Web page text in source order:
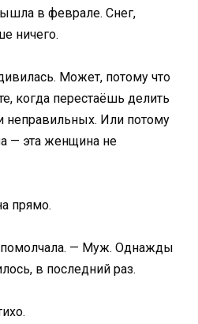
в феврале. Снег,
ничего.
Может, потому что
когда перестаёшь делить
неправильных. Или потому
— эта женщина не
прямо.
помолчала. — Муж. Однажды
в последний раз.